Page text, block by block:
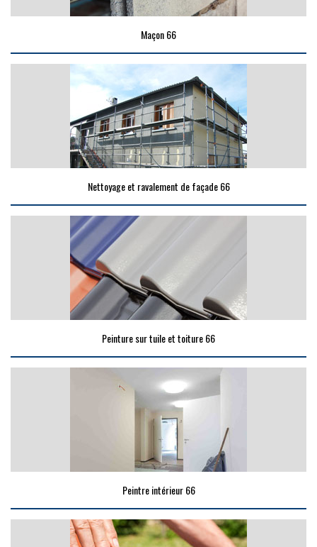
Maçon 66
Nettoyage et ravalement de façade 66
Peinture sur tuile et toiture 66
Peintre intérieur 66